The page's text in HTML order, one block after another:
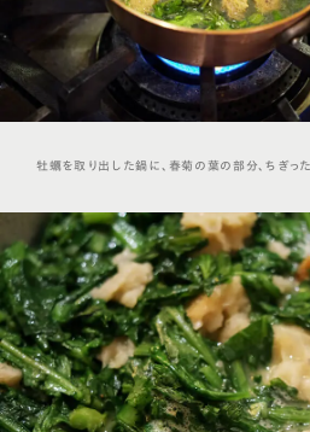
牡蠣を取り出した鍋に、春菊の葉の部分、ちぎっ